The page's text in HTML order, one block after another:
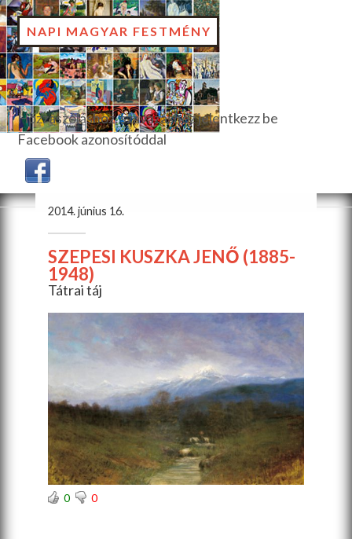
NAPI MAGYAR FESTMÉNY
Hozzászóláshoz, szavazáshoz jelentkezz be
Facebook azonosítóddal
2014. június 16.
SZEPESI KUSZKA JENŐ (1885-
1948)
Tátrai táj
0 0